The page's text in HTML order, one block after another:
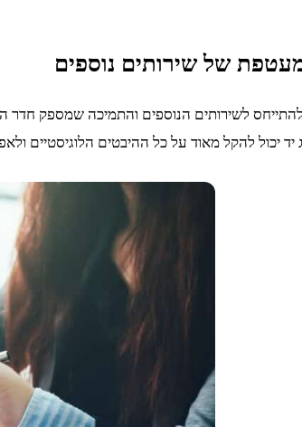
של שירותים נוספים
לשירותים הנוספים והתמיכה שמספק חדר
יכול להקל מאוד על כל ההיבטים הלוגיסטיים